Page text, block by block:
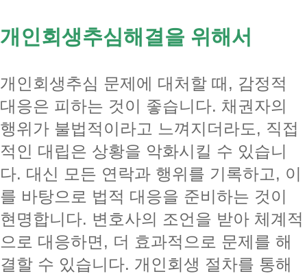
개인회생추심해결을 위해서
개인회생추심 문제에 대처할 때, 감정적
대응은 피하는 것이 좋습니다. 채권자의
행위가 불법적이라고 느껴지더라도, 직접
적인 대립은 상황을 악화시킬 수 있습니
다. 대신 모든 연락과 행위를 기록하고, 이
를 바탕으로 법적 대응을 준비하는 것이
현명합니다. 변호사의 조언을 받아 체계적
으로 대응하면, 더 효과적으로 문제를 해
결할 수 있습니다. 개인회생 절차를 통해